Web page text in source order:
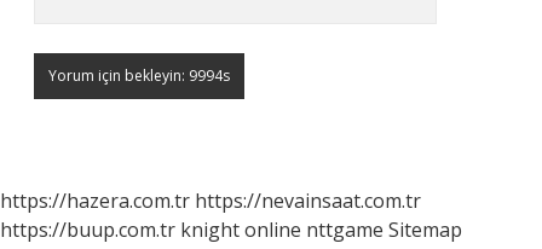
https://hazera.com.tr https://nevainsaat.com.tr
https://buup.com.tr knight online nttgame Sitemap